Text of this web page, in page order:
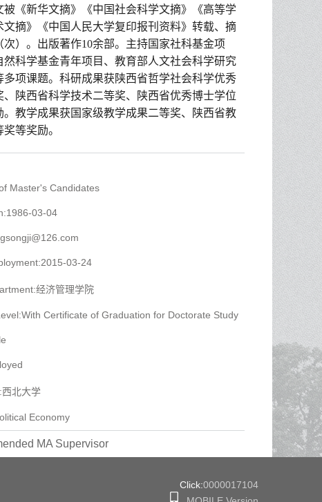
被《新华文摘》《中国社会科学文摘》《高等学
文摘》《中国人民大学复印报刊资料》转载、摘
次）。出版著作10余部。主持国家社科基金项
然科学基金青年项目、教育部人文社会科学研究
多项课题。科研成果获陕西省哲学社会科学优秀
、陕西省科学技术二等奖、陕西省优秀博士学位
。教学成果获国家级教学成果二等奖、陕西省教
等奖励。
Master's Candidates
03-04
03-24
经济管理学院
Certificate of Graduation for Doctorate Study
北大学
Economy
MA Supervisor
Click:0000017104